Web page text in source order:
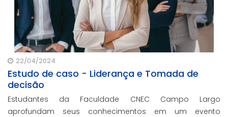
22/04/2024
Estudo de caso - Liderança e Tomada de
decisão
Estudantes da Faculdade CNEC Campo Largo
aprofundam seus conhecimentos em um evento